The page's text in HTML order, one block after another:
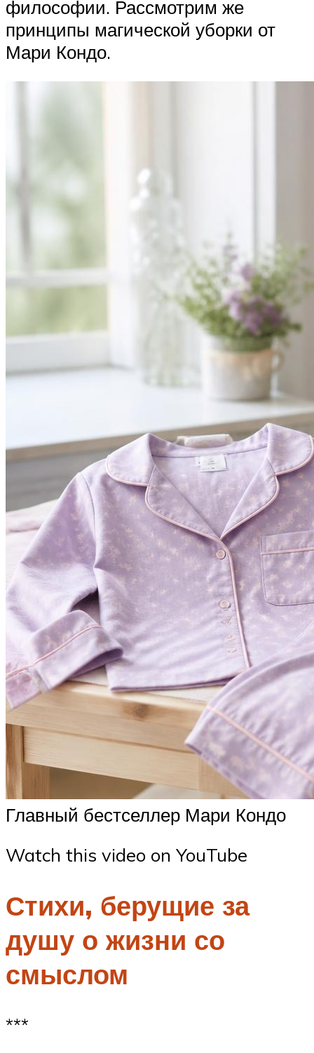
философии. Рассмотрим же
принципы магической уборки от
Мари Кондо.
Главный бестселлер Мари Кондо
Watch this video on YouTube
Стихи, берущие за
душу о жизни со
смыслом
***